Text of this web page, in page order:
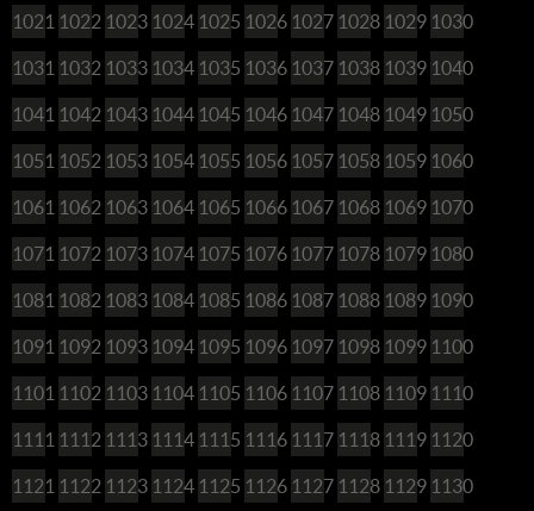
1021 1022 1023 1024 1025 1026 1027 1028 1029 1030
1031 1032 1033 1034 1035 1036 1037 1038 1039 1040
1041 1042 1043 1044 1045 1046 1047 1048 1049 1050
1051 1052 1053 1054 1055 1056 1057 1058 1059 1060
1061 1062 1063 1064 1065 1066 1067 1068 1069 1070
1071 1072 1073 1074 1075 1076 1077 1078 1079 1080
1081 1082 1083 1084 1085 1086 1087 1088 1089 1090
1091 1092 1093 1094 1095 1096 1097 1098 1099 1100
1101 1102 1103 1104 1105 1106 1107 1108 1109 1110
1111 1112 1113 1114 1115 1116 1117 1118 1119 1120
1121 1122 1123 1124 1125 1126 1127 1128 1129 1130